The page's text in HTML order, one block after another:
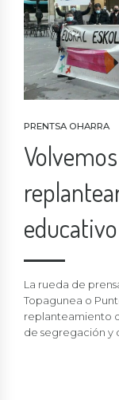
PRENTSA OHARRA
La rueda de
Topagunea o
replanteamiento
de segregación y